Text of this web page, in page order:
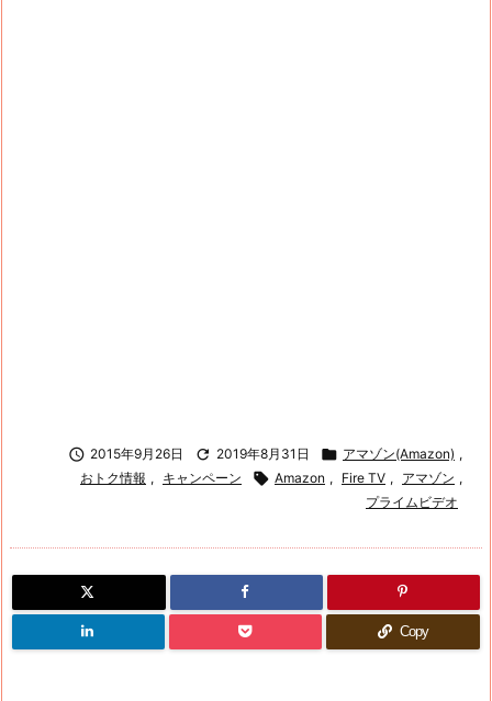
 2015年9月26日  2019年8月31日  アマゾン(Amazon) ,
おトク情報 , キャンペーン  Amazon , Fire TV , アマゾン ,
プライムビデオ
Copy